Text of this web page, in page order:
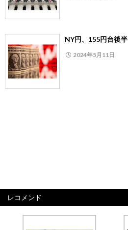
NY円、155円台後半
2024年5月11日
レコメンド